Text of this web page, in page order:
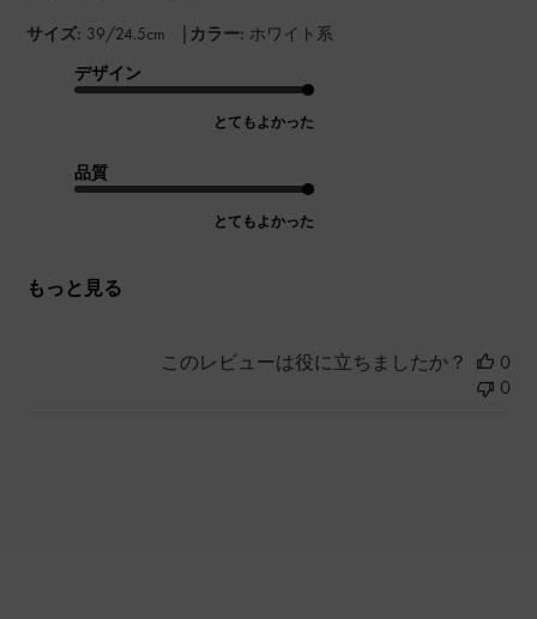
サイズ: 39/24.5cm | カラー: ホワイト系
デザイン
とてもよかった
品質
とてもよかった
もっと見る
このレビューは役に立ちましたか？
0
0